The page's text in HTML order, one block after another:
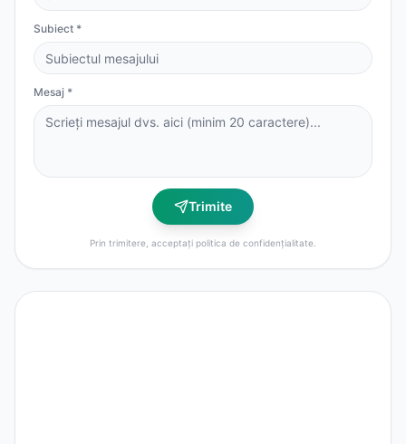
Subiect *
Mesaj *
Trimite
Prin trimitere, acceptați politica de confidențialitate.